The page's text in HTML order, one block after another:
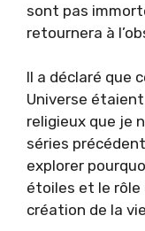
sont pas
retournera à
Il a déclaré que
Universe
religieux que je
séries
explorer
étoiles et le rôle
création de la